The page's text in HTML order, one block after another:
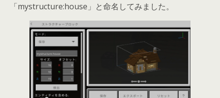
「mystructure:house」と命名してみました。